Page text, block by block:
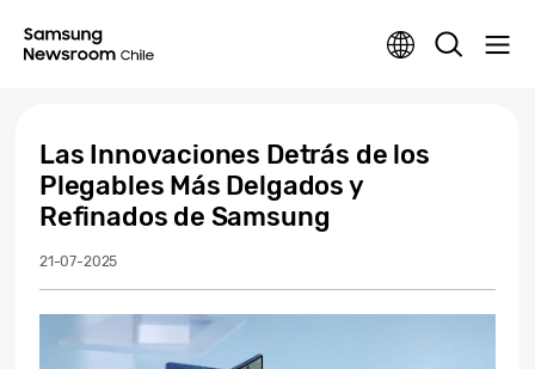
Las Innovaciones Detrás de los
Plegables Más Delgados y
Refinados de Samsung
21-07-2025